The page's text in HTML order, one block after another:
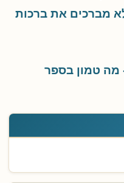
מברכים את ברכות
מה טמון בספר